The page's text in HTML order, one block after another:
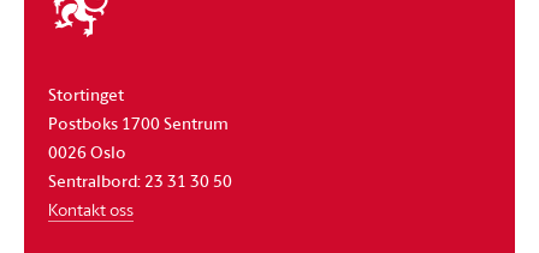
stortinget
Stortinget
Postboks 1700 Sentrum
0026 Oslo
Sentralbord: 23 31 30 50
Kontakt oss